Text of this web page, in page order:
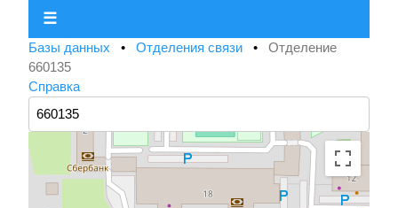
☰
Базы данных • Отделения связи • Отделение
660135
Справка